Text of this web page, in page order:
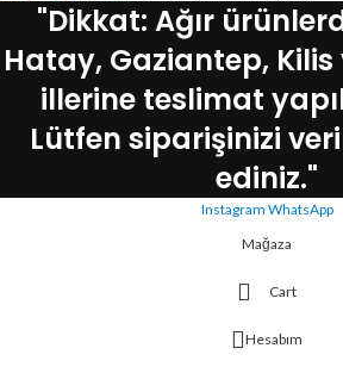
"Dikkat: Ağır
Hatay, Gaziantep,
illerine teslimat
Lütfen siparişinizi
ediniz."
Instagram WhatsApp
Mağaza
Cart
Hesabım